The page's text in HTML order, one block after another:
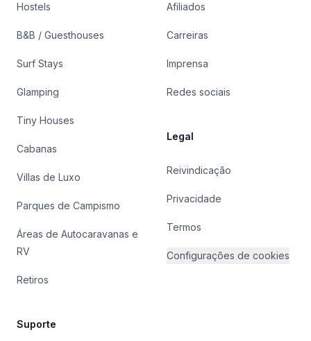
Hostels
B&B / Guesthouses
Surf Stays
Glamping
Tiny Houses
Cabanas
Villas de Luxo
Parques de Campismo
Áreas de Autocaravanas e
RV
Retiros
Suporte
Afiliados
Carreiras
Imprensa
Redes sociais
Legal
Reivindicação
Privacidade
Termos
Configurações de cookies